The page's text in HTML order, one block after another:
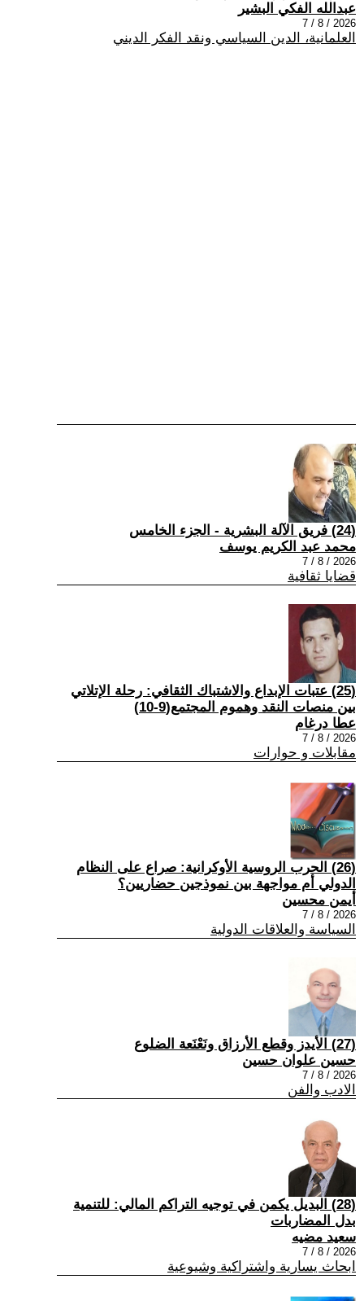
عبدالله الفكي البشير
2026 / 8 / 7
العلمانية، الدين السياسي ونقد الفكر الديني
(24) فريق الآلة البشرية - الجزء الخامس
محمد عبد الكريم يوسف
2026 / 8 / 7
قضايا ثقافية
(25) عتبات الإبداع والاشتباك الثقافي: رحلة الإتلاتي
بين منصات النقد وهموم المجتمع(9-10)
عطا درغام
2026 / 8 / 7
مقابلات و حوارات
(26) الحرب الروسية الأوكرانية: صراع على النظام
الدولي أم مواجهة بين نموذجين حضاريين؟
أيمن محسين
2026 / 8 / 7
السياسة والعلاقات الدولية
(27) الأيدز وقطع الأرزاق ونَعْنَعة الضلوع
حسين علوان حسين
2026 / 8 / 7
الادب والفن
(28) البديل يكمن في توجيه التراكم المالي: للتنمية
بدل المضاربات
سعيد مضيه
2026 / 8 / 7
ابحاث يسارية واشتراكية وشيوعية